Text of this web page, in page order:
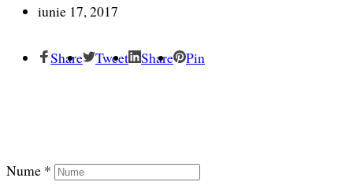
iunie 17, 2017
Share Tweet Share Pin
Nume *